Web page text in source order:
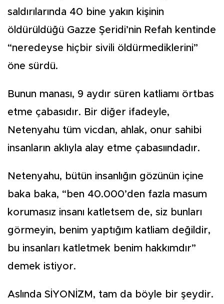
saldırılarında 40 bine yakın kişinin
öldürüldüğü Gazze Şeridi’nin Refah kentinde
“neredeyse hiçbir sivili öldürmediklerini”
öne sürdü.
Bunun manası, 9 aydır süren katliamı örtbas
etme çabasıdır. Bir diğer ifadeyle,
Netenyahu tüm vicdan, ahlak, onur sahibi
insanların aklıyla alay etme çabasıındadır.
Netenyahu, bütün insanlığın gözünün içine
baka baka, “ben 40.000’den fazla masum
korumasız insanı katletsem de, siz bunları
görmeyin, benim yaptığım katliam değildir,
bu insanları katletmek benim hakkımdır”
demek istiyor.
Aslında SİYONİZM, tam da böyle bir şeydir.